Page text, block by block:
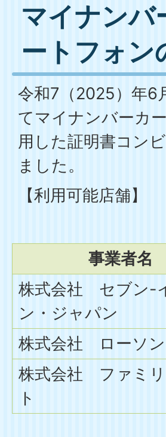
マイナンバ
ートフォン
令和7（2025）年6
てマイナンバーカ
用した証明書コン
ました。
【利用可能店舗】
事業者名
株式会社 セブン-
ン・ジャパン
株式会社 ローソン
株式会社 ファミ
ト